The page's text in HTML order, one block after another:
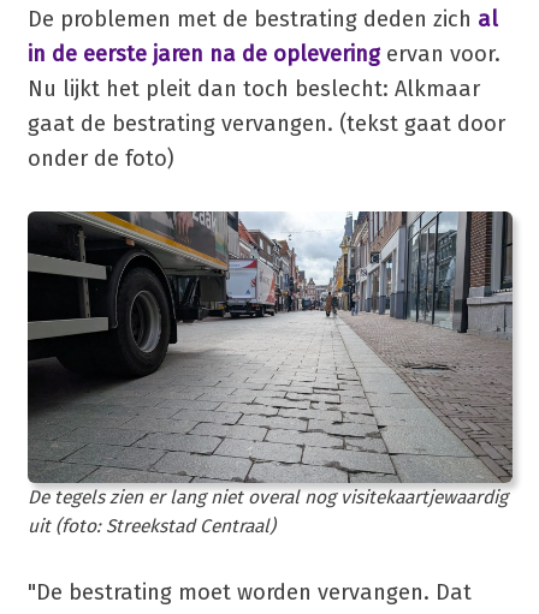
De problemen met de bestrating deden zich al
in de eerste jaren na de opleveringervan voor.
Nu lijkt het pleit dan toch beslecht: Alkmaar
gaat de bestrating vervangen. (tekst gaat door
onder de foto)
De tegels zien er lang niet overal nog visitekaartjewaardig
uit (foto: Streekstad Centraal)
"De bestrating moet worden vervangen. Dat